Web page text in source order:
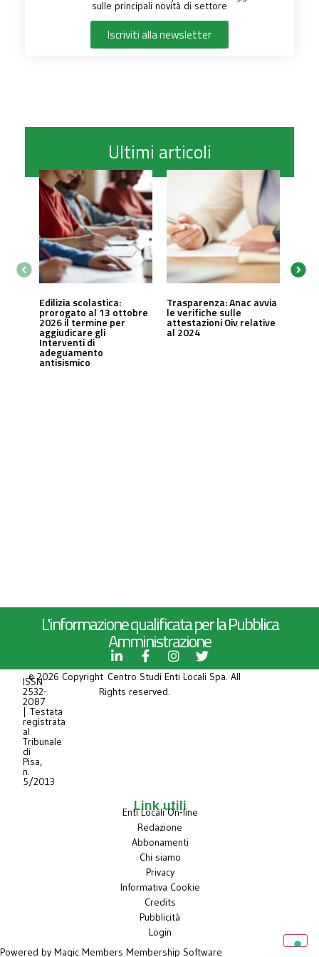
sulle principali novità di settore
Iscriviti alla newsletter
Ultimi articoli
Edilizia scolastica:
prorogato al 13 ottobre
2026 il termine per
aggiudicare gli
Interventi di
adeguamento
antisismico
Trasparenza: Anac avvia
le verifiche sulle
attestazioni Oiv relative
al 2024
L'informazione qualificata per la Pubblica
Amministrazione
ISSN
2532-
2087
| Testata
registrata
al
Tribunale
di
Pisa,
n.
5/2013
© 2026 Copyright Centro Studi Enti Locali Spa. All
Rights reserved.
Link utili
Enti Locali On-line
Redazione
Abbonamenti
Chi siamo
Privacy
Informativa Cookie
Credits
Pubblicità
Login
Powered by Magic Members Membership Software